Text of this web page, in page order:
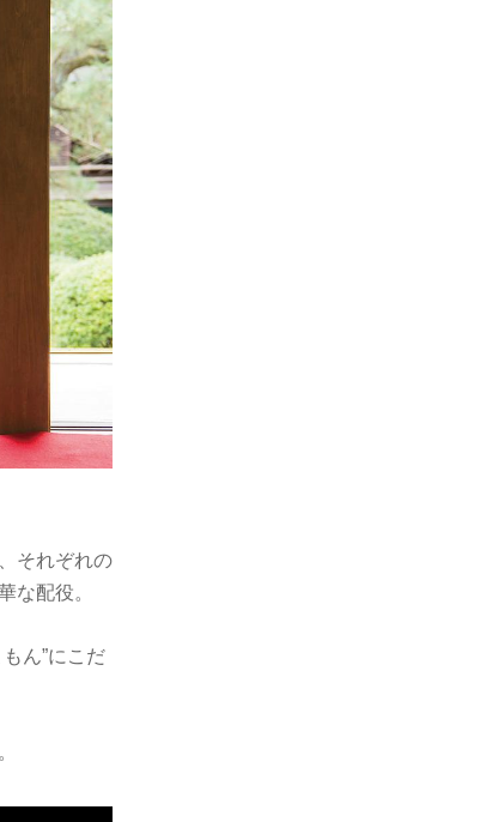
それぞれの
な配役。
ん”にこだ